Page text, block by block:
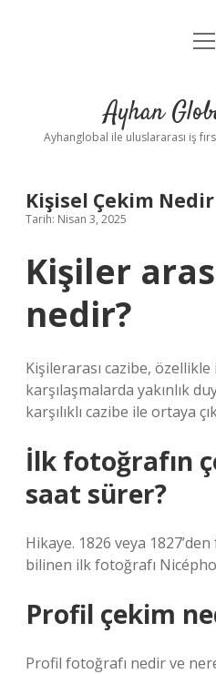
Yasal
Ayhan
Ayhanglobal ile uluslararası iş
Kişisel Çekim Nedir
Tarih: Nisan 3, 2025
Kişiler
nedir?
Kişilerarası cazibe,
karşılaşmalarda yakınlık
karşılıklı cazibe ile ortaya
İlk fotoğrafın
saat sürer?
Hikaye. 1826 veya
bilinen ilk fotoğrafı
Profil çekim
Profil fotoğrafı nedir ve